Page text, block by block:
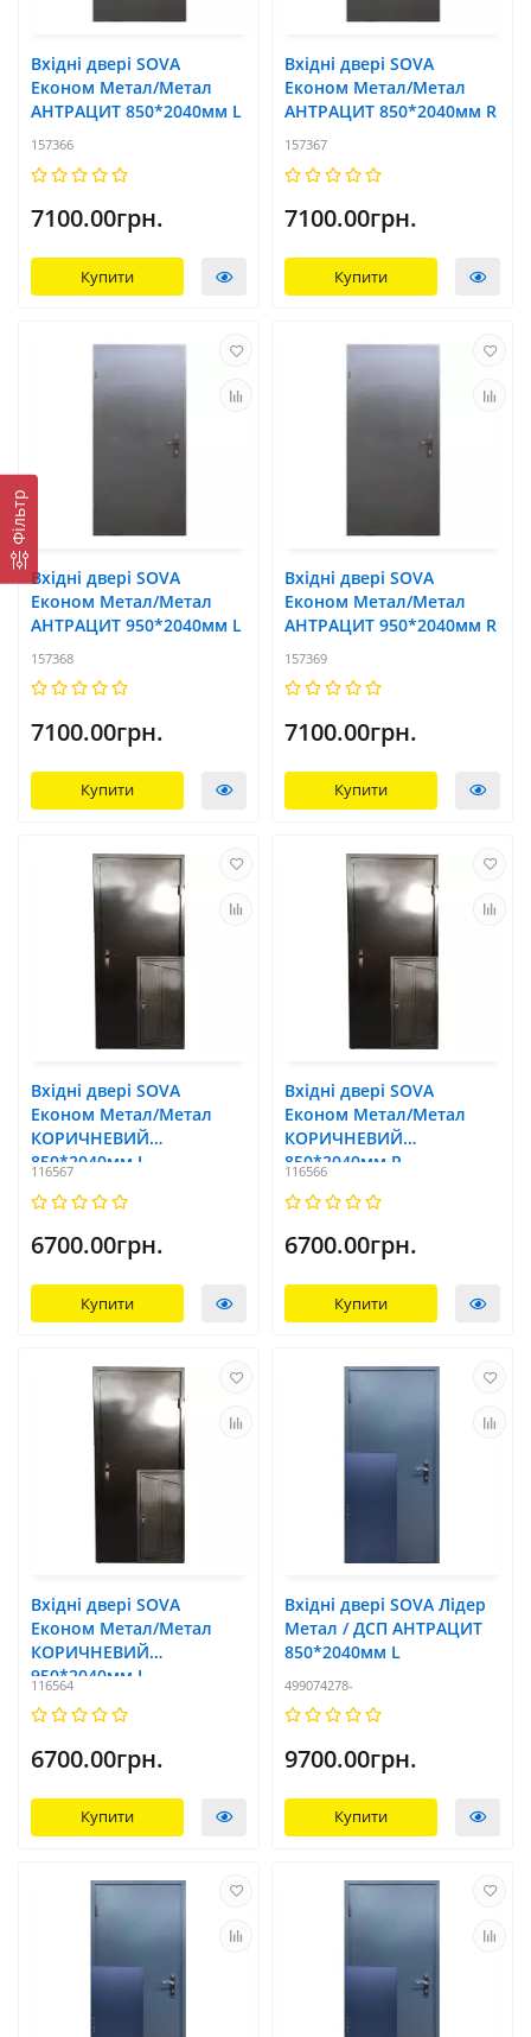
Фільтр
Вхідні двері SOVA
Економ Метал/Метал
АНТРАЦИТ 850*2040мм L
157366
7100.00грн.
Купити
Вхідні двері SOVA
Економ Метал/Метал
АНТРАЦИТ 850*2040мм R
157367
7100.00грн.
Купити
Вхідні двері SOVA
Економ Метал/Метал
АНТРАЦИТ 950*2040мм L
157368
7100.00грн.
Купити
Вхідні двері SOVA
Економ Метал/Метал
АНТРАЦИТ 950*2040мм R
157369
7100.00грн.
Купити
Вхідні двері SOVA
Економ Метал/Метал
КОРИЧНЕВИЙ
850*2040мм L
116567
6700.00грн.
Купити
Вхідні двері SOVA
Економ Метал/Метал
КОРИЧНЕВИЙ
850*2040мм R
116566
6700.00грн.
Купити
Вхідні двері SOVA
Економ Метал/Метал
КОРИЧНЕВИЙ
950*2040мм L
116564
6700.00грн.
Купити
Вхідні двері SOVA Лідер
Метал / ДСП АНТРАЦИТ
850*2040мм L
499074278-
9700.00грн.
Купити